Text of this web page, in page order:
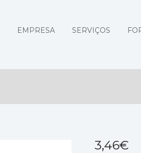
EMPRESA SERVIÇOS
3,46€